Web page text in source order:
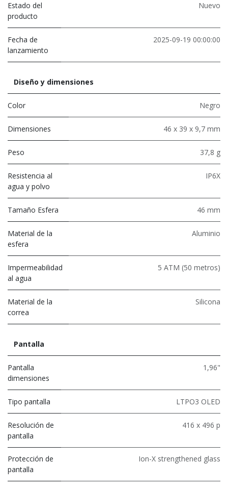
Estado del
producto
Nuevo
Fecha de
lanzamiento
2025-09-19 00:00:00
Diseño y dimensiones
Color Negro
Dimensiones 46 x 39 x 9,7 mm
Peso 37,8 g
Resistencia al
agua y polvo
IP6X
Tamaño Esfera 46 mm
Material de la
esfera
Aluminio
Impermeabilidad
al agua
5 ATM (50 metros)
Material de la
correa
Silicona
Pantalla
Pantalla
dimensiones
1,96"
Tipo pantalla LTPO3 OLED
Resolución de
pantalla
416 x 496 p
Protección de
pantalla
Ion-X strengthened glass